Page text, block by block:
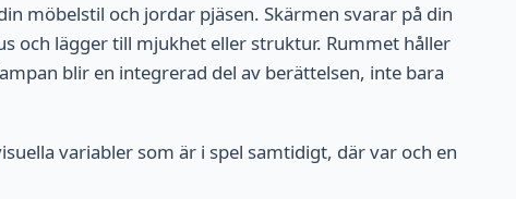
möbelstil och jordar pjäsen. Skärmen svarar på din
och lägger till mjukhet eller struktur. Rummet håller
blir en integrerad del av berättelsen, inte bara
variabler som är i spel samtidigt, där var och en